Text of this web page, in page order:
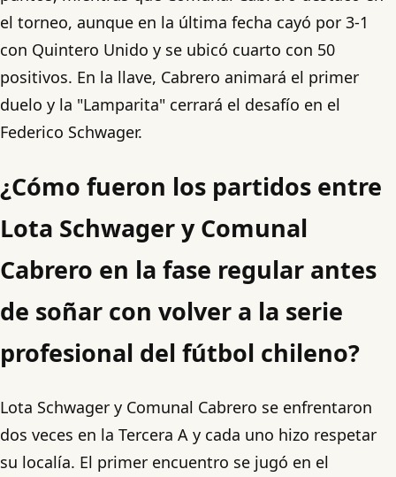
el torneo, aunque en la última fecha cayó por 3-1
con Quintero Unido y se ubicó cuarto con 50
positivos. En la llave, Cabrero animará el primer
duelo y la "Lamparita" cerrará el desafío en el
Federico Schwager.
¿Cómo fueron los partidos entre
Lota Schwager y Comunal
Cabrero en la fase regular antes
de soñar con volver a la serie
profesional del fútbol chileno?
Lota Schwager y Comunal Cabrero se enfrentaron
dos veces en la Tercera A y cada uno hizo respetar
su localía. El primer encuentro se jugó en el